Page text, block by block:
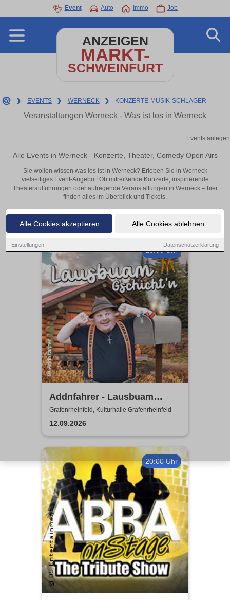
Alle Cookies akzeptieren Alle Cookies ablehnen
Einstellungen Datenschutzerklärung
Event Auto Immo Job
ANZEIGEN
MARKT-
SCHWEINFURT
❯ EVENTS ❯ WERNECK ❯ KONZERTE-MUSIK-SCHLAGER
Veranstaltungen Werneck - Was ist los in Werneck
Events anlegen
Alle Events in Werneck - Konzerte, Theater, Comedy Open Airs
Sie wollen wissen was los ist in Werneck? Erleben Sie in Werneck
vielseitiges Event-Angebot! Ob mitreißende Konzerte, inspirierende
Theateraufführungen oder aufregende Veranstaltungen in Werneck – hier
finden alles im Überblick und Tickets.
20:00 Uhr
Addnfahrer - Lausbuam
Gschicht'n
Grafenrheinfeld, Kulturhalle Grafenrheinfeld
12.09.2026
20:00 Uhr